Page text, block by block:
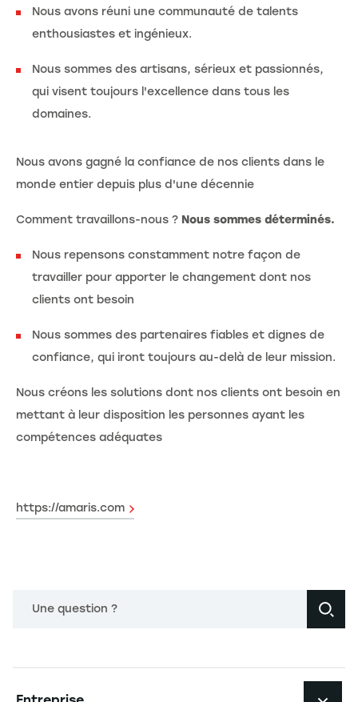
Nous avons réuni une communauté de talents
enthousiastes et ingénieux.
Nous sommes des artisans, sérieux et passionnés,
qui visent toujours l'excellence dans tous les
domaines.
Nous avons gagné la confiance de nos clients dans le
monde entier depuis plus d'une décennie
Comment travaillons-nous ? Nous sommes déterminés.
Nous repensons constamment notre façon de
travailler pour apporter le changement dont nos
clients ont besoin
Nous sommes des partenaires fiables et dignes de
confiance, qui iront toujours au-delà de leur mission.
Nous créons les solutions dont nos clients ont besoin en
mettant à leur disposition les personnes ayant les
compétences adéquates
https://amaris.com
Une question ?